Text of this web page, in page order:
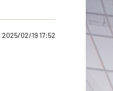
02/19 17:52